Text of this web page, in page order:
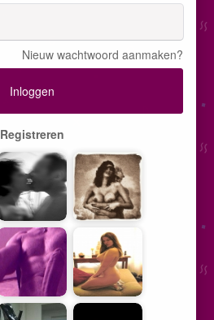
Nieuw wachtwoord aanmaken?
Inloggen
Registreren